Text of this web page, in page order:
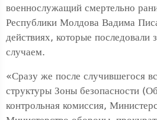
военнослужащий смертельно
Республики Молдова Вадима
действиях, которые последовали
случаем.
«Сразу же после случившегося
структуры Зоны безопасности
контрольная комиссия,